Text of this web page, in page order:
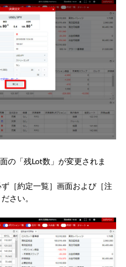
の「残Lot数」が変更されま
［約定一覧］画面および［注
さい。